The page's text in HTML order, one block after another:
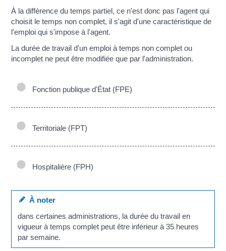
À la différence du temps partiel, ce n'est donc pas l'agent qui
choisit le temps non complet, il s'agit d'une caractéristique de
l'emploi qui s'impose à l'agent.
La durée de travail d'un emploi à temps non complet ou
incomplet ne peut être modifiée que par l'administration.
Fonction publique d'État (FPE)
Territoriale (FPT)
Hospitalière (FPH)
À noter
dans certaines administrations, la durée du travail en
vigueur à temps complet peut être inférieur à 35 heures
par semaine.